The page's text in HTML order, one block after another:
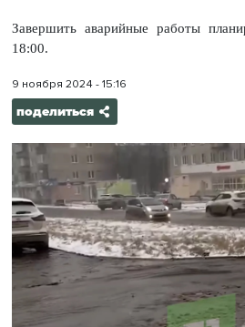
Завершить аварийные работы
18:00.
9 ноября 2024 - 15:16
поделиться